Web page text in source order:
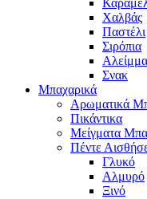
Χαλβάς
Παστέλι
Σιρόπια
Σνακ
Μπαχαρικά
Αρωματικά
Πικάντικα
Μείγματα
Πέντε
Γλυκό
Αλμυρό
Ξινό